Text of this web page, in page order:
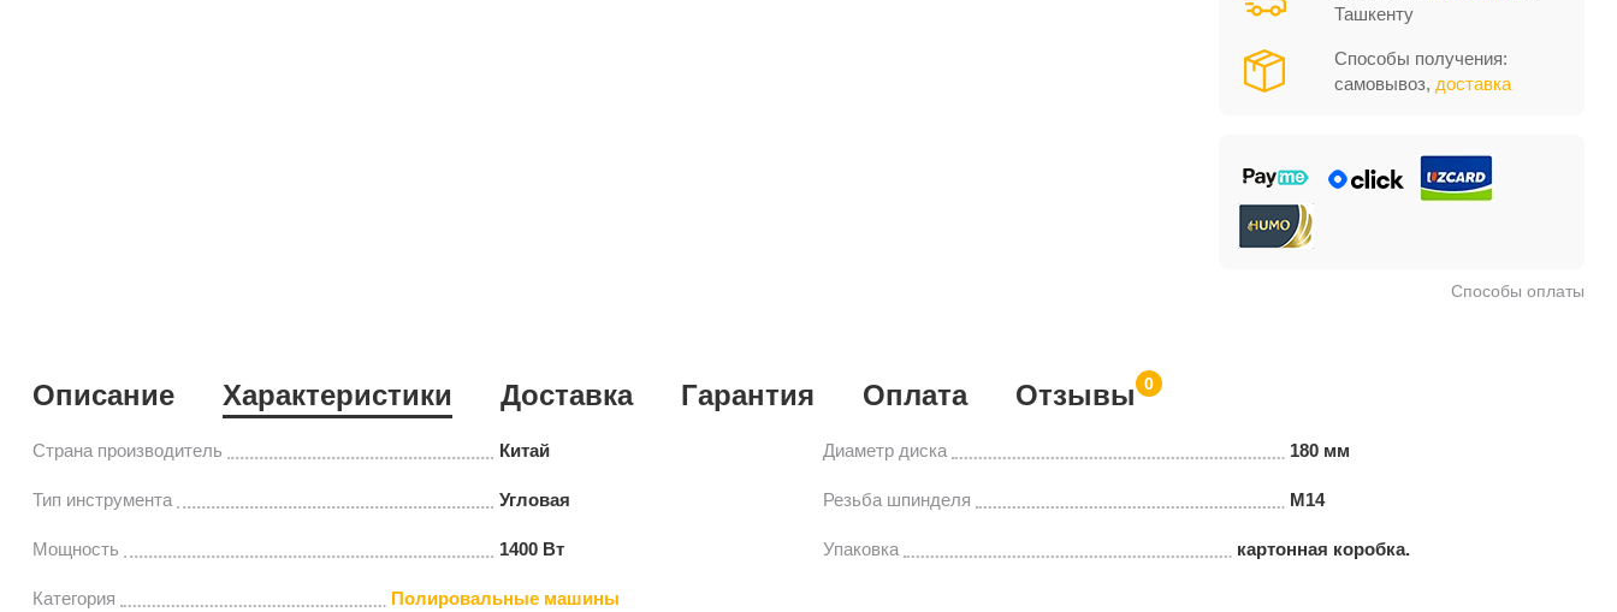
Ташкенту
Способы получения:
самовывоз, доставка
Способы оплаты
Описание Характеристики Доставка Гарантия Оплата 0
Отзывы
Страна производитель Китай
Тип инструмента Угловая
Мощность 1400 Вт
Категория Полировальные машины
Диаметр диска 180 мм
Резьба шпинделя M14
Упаковка картонная коробка.